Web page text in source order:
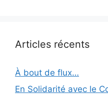
Articles récents
À bout de flux…
En Solidarité avec le